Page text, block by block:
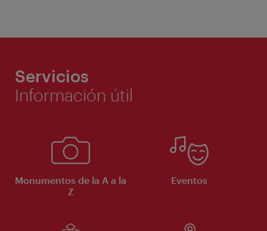
Servicios
Información útil
Monumentos de la A a la
Z
Eventos